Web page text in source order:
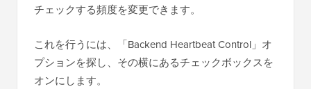
チェックする頻度を変更できます。
これを行うには、「Backend Heartbeat Control」オ
プションを探し、その横にあるチェックボックスを
オンにします。